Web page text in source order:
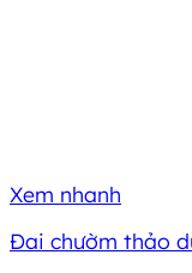
Xem nhanh
Đai chườm thảo